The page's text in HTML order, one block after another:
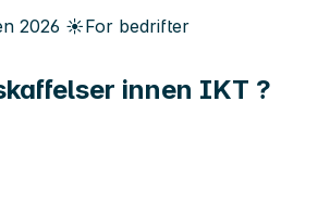
2026 ☀️For bedrifter
innen IKT ?